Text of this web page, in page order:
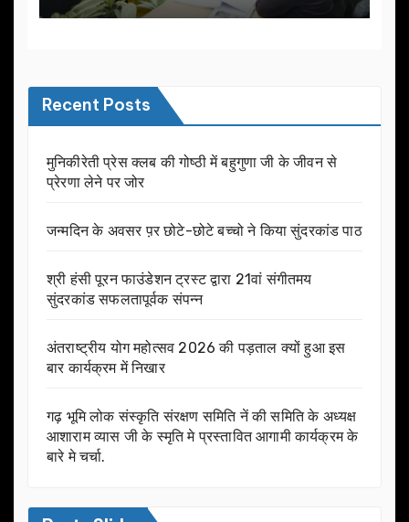
Recent Posts
मुनिकीरेती प्रेस क्लब की गोष्ठी में बहुगुणा जी के जीवन से
प्रेरणा लेने पर जोर
जन्मदिन के अवसर प़र छोटे-छोटे बच्चो ने किया सुंदरकांड पाठ
श्री हंसी पूरन फाउंडेशन ट्रस्ट द्वारा 21वां संगीतमय
सुंदरकांड सफलतापूर्वक संपन्न
अंतराष्ट्रीय योग महोत्सव 2026 की पड़ताल क्यों हुआ इस
बार कार्यक्रम में निखार
गढ़ भूमि लोक संस्कृति संरक्षण समिति नें की समिति के अध्यक्ष
आशाराम व्यास जी के स्मृति मे प्रस्तावित आगामी कार्यक्रम के
बारे मे चर्चा.